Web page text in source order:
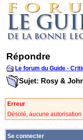
Répondre
Le forum du Guide -
Sujet: Rosy &
Erreur
Désolé, aucune
Se connecter